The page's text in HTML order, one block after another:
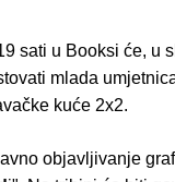
sati u Booksi će, u
mlada
kuće 2x2.
objavljivanje